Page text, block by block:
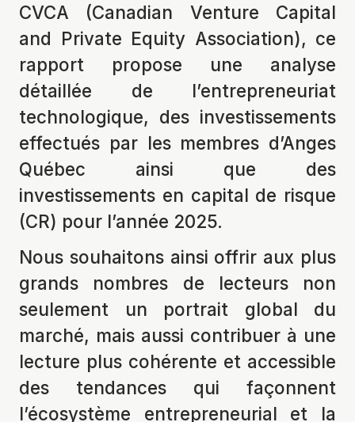
CVCA (Canadian Venture Capital
and Private Equity Association), ce
rapport propose une analyse
détaillée de l’entrepreneuriat
technologique, des investissements
effectués par les membres d’Anges
Québec ainsi que des
investissements en capital de risque
(CR) pour l’année 2025.
Nous souhaitons ainsi offrir aux plus
grands nombres de lecteurs non
seulement un portrait global du
marché, mais aussi contribuer à une
lecture plus cohérente et accessible
des tendances qui façonnent
l’écosystème entrepreneurial et la